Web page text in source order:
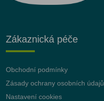
Zákaznická péče
Obchodní podmínky
Zásady ochrany osobních údajů
Nastavení cookies